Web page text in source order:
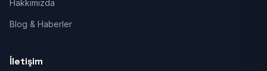
Hakkımızda
Blog & Haberler
İletişim